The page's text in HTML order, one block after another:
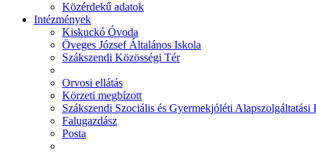
Közérdekű adatok
Intézmények
Kiskuckó Óvoda
Öveges József Általános Iskola
Szákszendi Közösségi Tér
Orvosi ellátás
Körzeti megbízott
Szákszendi Szociális és Gyermekjóléti Alapszolgáltatási
Falugazdász
Posta